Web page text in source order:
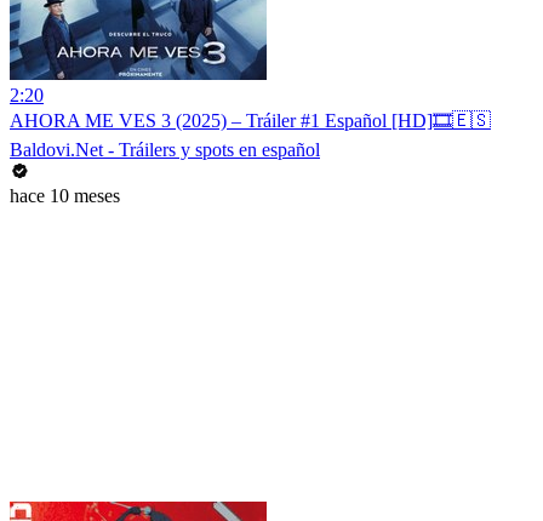
2:20
AHORA ME VES 3 (2025) – Tráiler #1 Español [HD]🎞️🇪🇸
Baldovi.Net - Tráilers y spots en español
hace 10 meses